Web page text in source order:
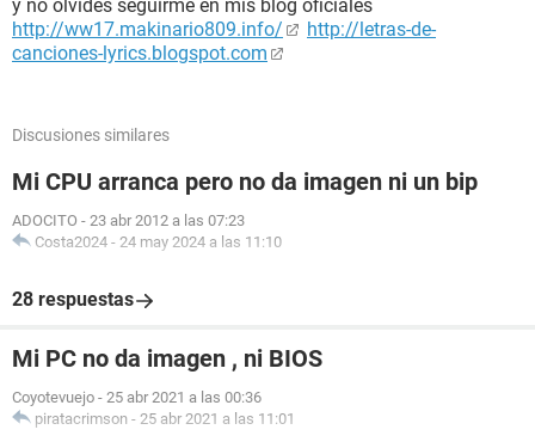
y no olvides seguirme en mis blog oficiales
http://ww17.makinario809.info/
http://letras-de-
canciones-lyrics.blogspot.com
Discusiones similares
Mi CPU arranca pero no da imagen ni un bip
ADOCITO - 23 abr 2012 a las 07:23
Costa2024 - 24 may 2024 a las 11:10
28 respuestas
Mi PC no da imagen , ni BIOS
Coyotevuejo - 25 abr 2021 a las 00:36
piratacrimson - 25 abr 2021 a las 11:01